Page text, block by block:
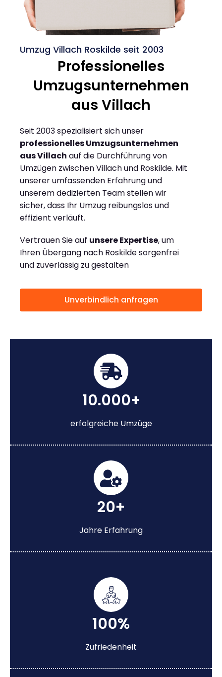
Umzug Villach Roskilde seit 2003
Professionelles
Umzugsunternehmen
aus Villach
Seit 2003 spezialisiert sich unser
professionelles Umzugsunternehmen
aus Villach auf die Durchführung von
Umzügen zwischen Villach und Roskilde. Mit
unserer umfassenden Erfahrung und
unserem dedizierten Team stellen wir
sicher, dass Ihr Umzug reibungslos und
effizient verläuft.
Vertrauen Sie auf unsere Expertise, um
Ihren Übergang nach Roskilde sorgenfrei
und zuverlässig zu gestalten
Unverbindlich anfragen
10.000+
erfolgreiche Umzüge
20+
Jahre Erfahrung
100%
Zufriedenheit